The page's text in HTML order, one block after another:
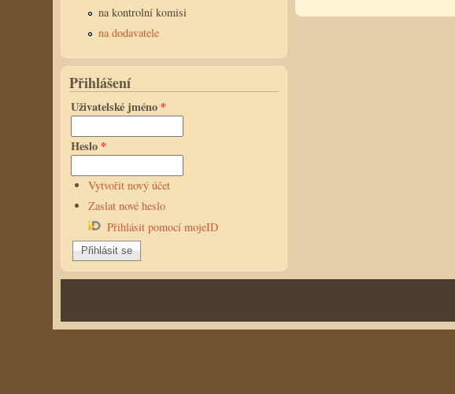
na kontrolní komisi
na dodavatele
Přihlášení
Uživatelské jméno *
Heslo *
Vytvořit nový účet
Zaslat nové heslo
Přihlásit pomocí mojeID